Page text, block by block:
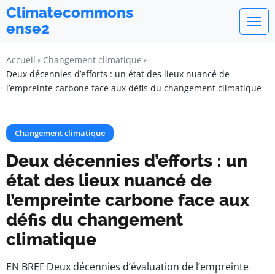
Climatecommons
ense2
Accueil
Changement climatique
Deux décennies d’efforts : un état des lieux nuancé de
l’empreinte carbone face aux défis du changement climatique
Changement climatique
Deux décennies d’efforts : un
état des lieux nuancé de
l’empreinte carbone face aux
défis du changement
climatique
EN BREF Deux décennies d’évaluation de l’empreinte